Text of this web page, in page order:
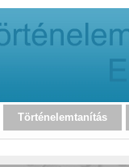
Történelemtanítás